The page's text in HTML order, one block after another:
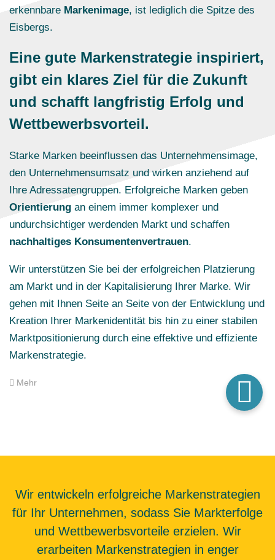
erkennbare Markenimage, ist lediglich die Spitze des
Eisbergs.
Eine gute Markenstrategie inspiriert,
gibt ein klares Ziel für die Zukunft
und schafft langfristig Erfolg und
Wettbewerbsvorteil.
Starke Marken beeinflussen das Unternehmensimage,
den Unternehmensumsatz und wirken anziehend auf
Ihre Adressatengruppen. Erfolgreiche Marken geben
Orientierung an einem immer komplexer und
undurchsichtiger werdenden Markt und schaffen
nachhaltiges Konsumentenvertrauen.
Wir unterstützen Sie bei der erfolgreichen Platzierung
am Markt und in der Kapitalisierung Ihrer Marke. Wir
gehen mit Ihnen Seite an Seite von der Entwicklung und
Kreation Ihrer Markenidentität bis hin zu einer stabilen
Marktpositionierung durch eine effektive und effiziente
Markenstrategie.
Mehr
Wir entwickeln erfolgreiche Markenstrategien
für Ihr Unternehmen, sodass Sie Markterfolge
und Wettbewerbsvorteile erzielen. Wir
erarbeiten Markenstrategien in enger